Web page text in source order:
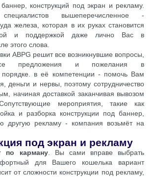
баннер, конструкций под экран и рекламу.
вышеперечисленное -
железа, которая в их руках становится
и поддержкой даже лично Вас в
этого слова.
ABPG решит все возникнувшие вопросы,
предложения и пожелания в
порядке. в её компетенции - помочь Вам
деньги и нервы, поэтому сотрудничество
начиная доставкой заканчивая вывозом
мероприятия, такие как
и разборка конструкции под баннер
другую рекламу - компания возьмёт на
под экран и рекламу
по карману. Вы сами вправе выбрать
для Вашего кошелька вариант
от сложности конструкции под рекламу,